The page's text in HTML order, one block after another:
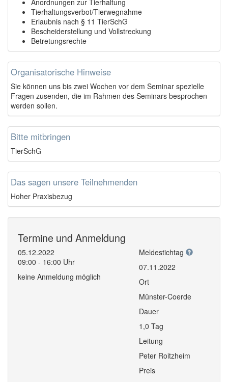
Tierhaltungsverbot/Tierwegnahme
Erlaubnis nach § 11 TierSchG
Bescheiderstellung und Vollstreckung
Betretungsrechte
Organisatorische Hinweise
Sie können uns bis zwei Wochen vor dem Seminar spezielle
Fragen zusenden, die im Rahmen des Seminars besprochen
werden sollen.
Bitte mitbringen
TierSchG
Das sagen unsere Teilnehmenden
Hoher Praxisbezug
Termine und Anmeldung
05.12.2022
09:00 - 16:00 Uhr
keine Anmeldung möglich
Meldestichtag
07.11.2022
Ort
Münster-Coerde
Dauer
1,0 Tag
Leitung
Peter Roitzheim
Preis